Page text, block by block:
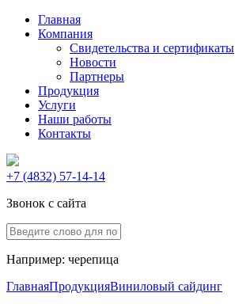
Главная
Компания
Свидетельства и сертификаты
Новости
Партнеры
Продукция
Услуги
Наши работы
Контакты
+7 (4832) 57-14-14
Звонок с сайта
Например: черепица
ГлавнаяПродукцияВиниловый сайдинг